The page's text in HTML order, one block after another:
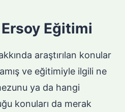
Eğitimi
araştırılan konular
ve eğitimiyle ilgili ne
ya da hangi
konuları da merak